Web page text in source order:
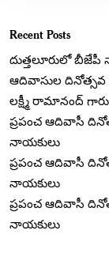
Recent Posts
దుత్తలూరులో బీజేపీ
ఆదివాసుల దినోత్సవ
లక్ష్మీ రామానంద్ గారు
ప్రపంచ ఆదివాసీ
నాయకులు
ప్రపంచ ఆదివాసీ
నాయకులు
ప్రపంచ ఆదివాసీ
నాయకులు